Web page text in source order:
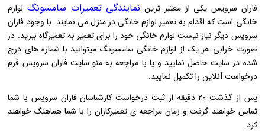
فاران سرویس یکی از معتبر ترین نمایندگی تعمیرات سامسونگلوازم
خانگی است که اقدام به تعمیر لوازم خانگی در منزل می نمایند. با وجود فاران
سرویس دیگر نیاز نیست لوازم خانگی خود را برای تعمیر به تعمیرگاه ببرید. در
صورت خرابی هر یک از لوازم خانگی سامسونگ میتوانید با شماره های درج
شده در سایت حاصل نمایید و یا با مراجعه به منو سایت فاران سرویس فرم
درخواست آنلاین را تکمیل نمایید.
پس از گذشت ۲۰ دقیقه از ثبت درخواست کارشناسان فاران سرویس با شما
تماس خواهند گرفت و زمان مراجعه ی تعمیرکاران را با شما هماهنگ خواهند
کرد.